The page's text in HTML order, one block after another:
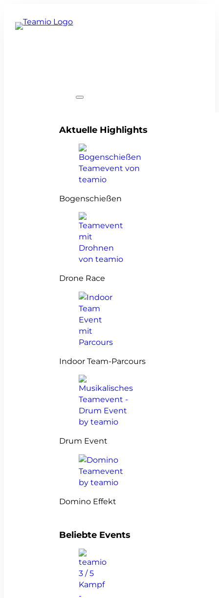
Aktuelle Highlights
Bogenschießen
Drone Race
Indoor Team-Parcours
Drum Event
Domino Effekt
Beliebte Events